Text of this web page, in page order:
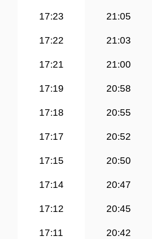
17:23 21:05
17:22 21:03
17:21 21:00
17:19 20:58
17:18 20:55
17:17 20:52
17:15 20:50
17:14 20:47
17:12 20:45
17:11 20:42